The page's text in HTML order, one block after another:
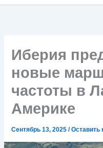
Иберия
новые
частоты в
Америке
Сентябрь 13, 2025/Оставить